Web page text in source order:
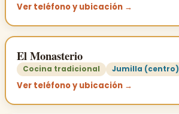
Ver teléfono y ubicación →
El Monasterio
Cocina tradicional Jumilla (centro)
Ver teléfono y ubicación →